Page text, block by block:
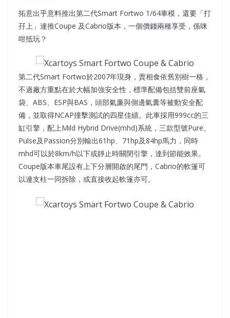
拓意出乎意料推出第二代Smart Fortwo 1/64車模，還要「打
孖上」連推Coupe 及Cabrio版本，一個價錢兩種享受，係咪
咁抵玩？
第二代Smart Fortwo於2007年現身，賣相食依舊別樹一格，
不過廠方重點在於大幅加強安全性，標準配備包括雙前座氣
袋、ABS、ESP與BAS，頭部氣廉與側邊氣囊等被動安全配
備，並取得NCAP撞擊測試的四星佳績。此車採用999cc的三
缸引擎，配上Mild Hybrid Drive(mhd)系統，三款型號Pure、
Pulse及Passion分別輸出61hp、71hp及84hp馬力，同時
mhd可以於8km/h以下或靜止時關閉引擎，達到節能效果。
Coupe版本車尾設有上下分層開啟的尾門，Cabrio的軟篷可
以連支柱一同拆除，或直接收起軟篷亦可。